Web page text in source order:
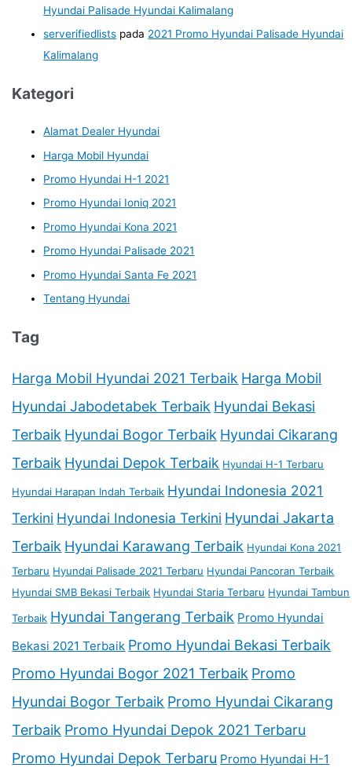
Hyundai Palisade Hyundai Kalimalang
serverifiedlists pada 2021 Promo Hyundai Palisade Hyundai
Kalimalang
Kategori
Alamat Dealer Hyundai
Harga Mobil Hyundai
Promo Hyundai H-1 2021
Promo Hyundai Ioniq 2021
Promo Hyundai Kona 2021
Promo Hyundai Palisade 2021
Promo Hyundai Santa Fe 2021
Tentang Hyundai
Tag
Harga Mobil Hyundai 2021 Terbaik Harga Mobil
Hyundai Jabodetabek Terbaik Hyundai Bekasi
Terbaik Hyundai Bogor Terbaik Hyundai Cikarang
Terbaik Hyundai Depok Terbaik Hyundai H-1 Terbaru
Hyundai Harapan Indah Terbaik Hyundai Indonesia 2021
Terkini Hyundai Indonesia Terkini Hyundai Jakarta
Terbaik Hyundai Karawang Terbaik Hyundai Kona 2021
Terbaru Hyundai Palisade 2021 Terbaru Hyundai Pancoran Terbaik
Hyundai SMB Bekasi Terbaik Hyundai Staria Terbaru Hyundai Tambun
Terbaik Hyundai Tangerang Terbaik Promo Hyundai
Bekasi 2021 Terbaik Promo Hyundai Bekasi Terbaik
Promo Hyundai Bogor 2021 Terbaik Promo
Hyundai Bogor Terbaik Promo Hyundai Cikarang
Terbaik Promo Hyundai Depok 2021 Terbaru
Promo Hyundai Depok Terbaru Promo Hyundai H-1